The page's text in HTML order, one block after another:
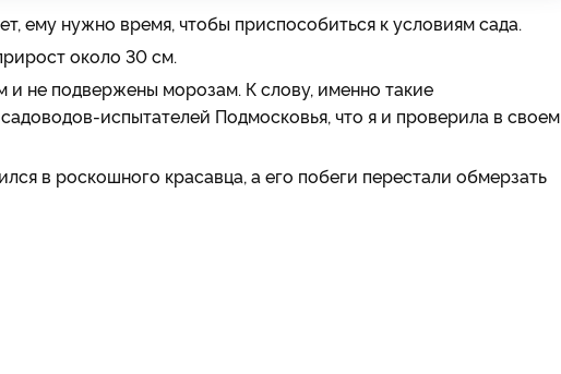
ему нужно время, чтобы приспособиться к условиям сада.
около 30 см.
и не подвержены морозам. К слову, именно такие
испытателей Подмосковья, что я и проверила в своем
в роскошного красавца, а его побеги перестали обмерзать